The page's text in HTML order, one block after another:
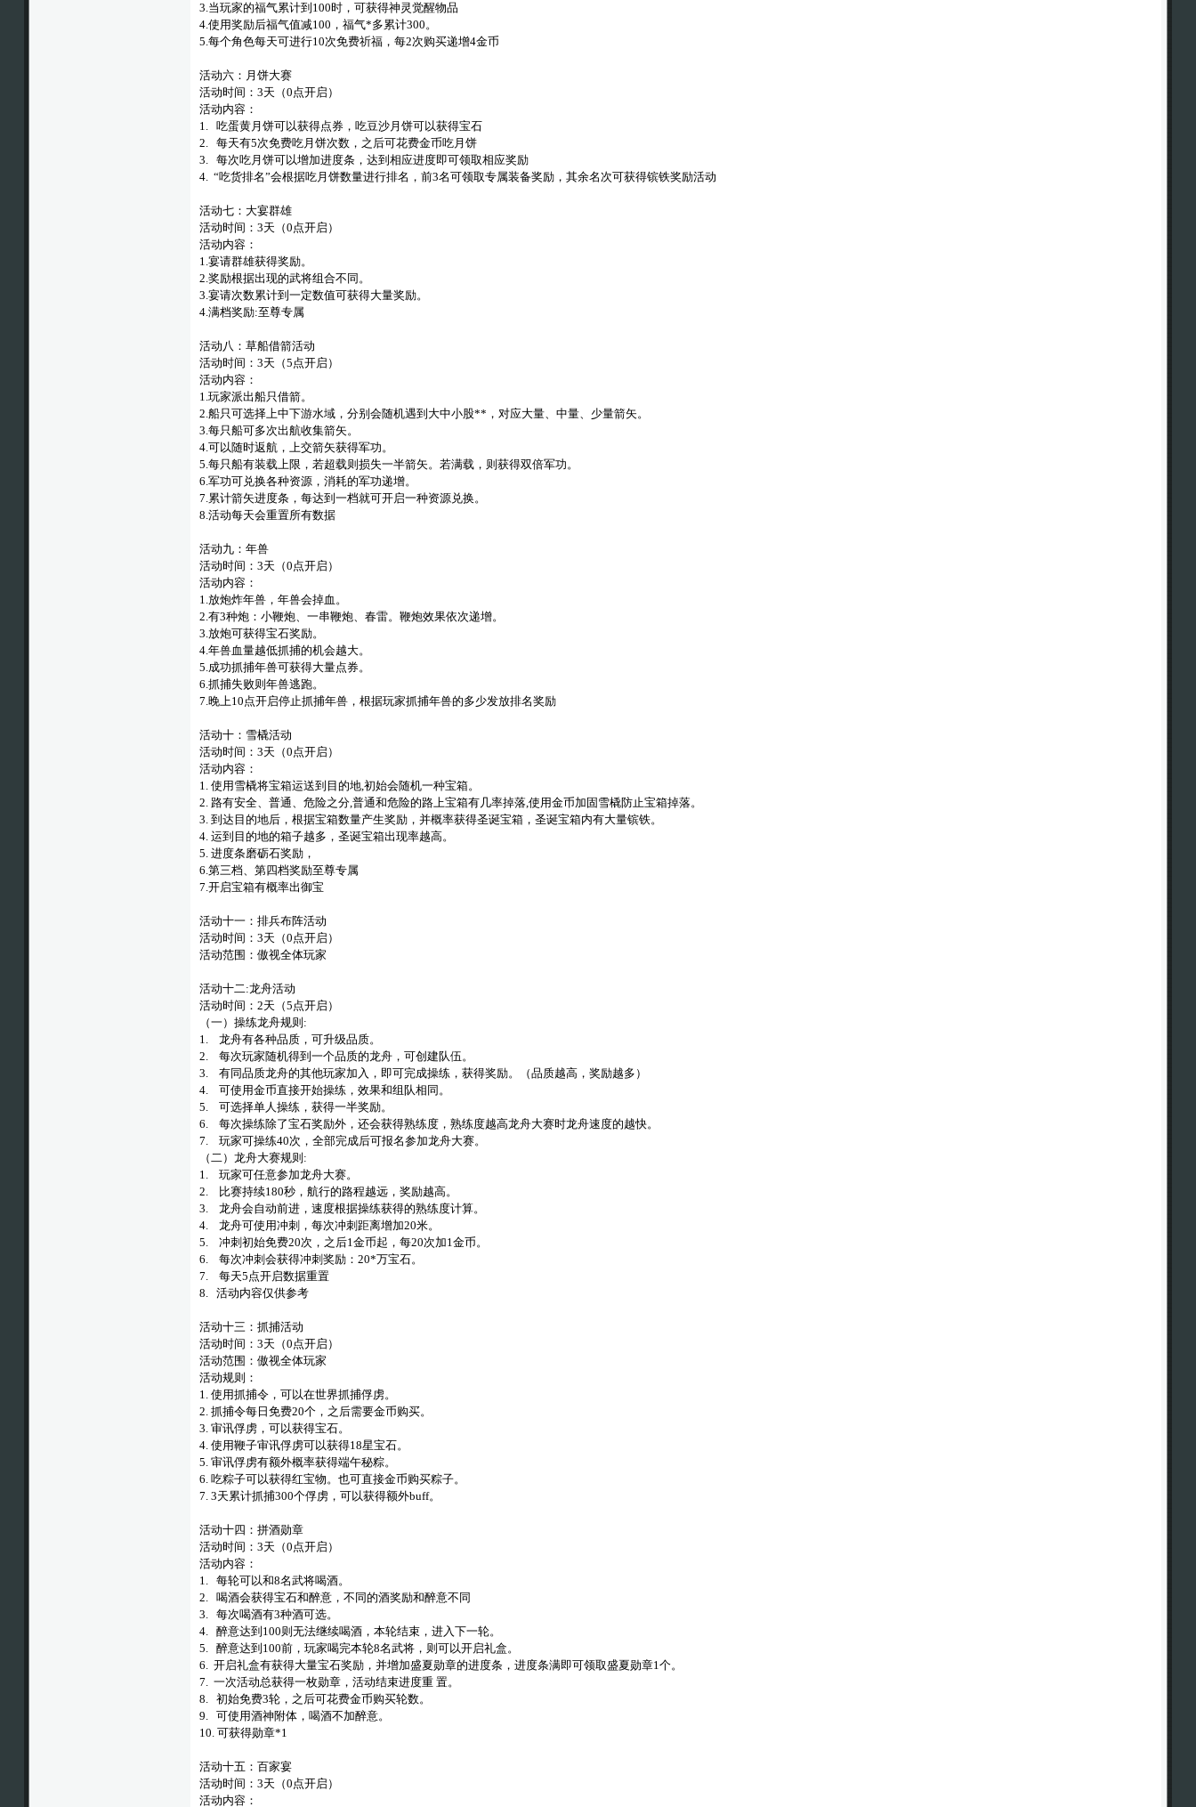
3.当玩家的福气累计到100时，可获得神灵觉醒物品
4.使用奖励后福气值减100，福气*多累计300。
5.每个角色每天可进行10次免费祈福，每2次购买递增4金币
活动六：月饼大赛
活动时间：3天（0点开启）
活动内容：
1. 吃蛋黄月饼可以获得点券，吃豆沙月饼可以获得宝石
2. 每天有5次免费吃月饼次数，之后可花费金币吃月饼
3. 每次吃月饼可以增加进度条，达到相应进度即可领取相应奖励
4. “吃货排名”会根据吃月饼数量进行排名，前3名可领取专属装备奖励，其余名次可获得镔铁奖励活动
活动七：大宴群雄
活动时间：3天（0点开启）
活动内容：
1.宴请群雄获得奖励。
2.奖励根据出现的武将组合不同。
3.宴请次数累计到一定数值可获得大量奖励。
4.满档奖励:至尊专属
活动八：草船借箭活动
活动时间：3天（5点开启）
活动内容：
1.玩家派出船只借箭。
2.船只可选择上中下游水域，分别会随机遇到大中小股**，对应大量、中量、少量箭矢。
3.每只船可多次出航收集箭矢。
4.可以随时返航，上交箭矢获得军功。
5.每只船有装载上限，若超载则损失一半箭矢。若满载，则获得双倍军功。
6.军功可兑换各种资源，消耗的军功递增。
7.累计箭矢进度条，每达到一档就可开启一种资源兑换。
8.活动每天会重置所有数据
活动九：年兽
活动时间：3天（0点开启）
活动内容：
1.放炮炸年兽，年兽会掉血。
2.有3种炮：小鞭炮、一串鞭炮、春雷。鞭炮效果依次递增。
3.放炮可获得宝石奖励。
4.年兽血量越低抓捕的机会越大。
5.成功抓捕年兽可获得大量点券。
6.抓捕失败则年兽逃跑。
7.晚上10点开启停止抓捕年兽，根据玩家抓捕年兽的多少发放排名奖励
活动十：雪橇活动
活动时间：3天（0点开启）
活动内容：
1. 使用雪橇将宝箱运送到目的地,初始会随机一种宝箱。
2. 路有安全、普通、危险之分,普通和危险的路上宝箱有几率掉落,使用金币加固雪橇防止宝箱掉落。
3. 到达目的地后，根据宝箱数量产生奖励，并概率获得圣诞宝箱，圣诞宝箱内有大量镔铁。
4. 运到目的地的箱子越多，圣诞宝箱出现率越高。
5. 进度条磨砺石奖励，
6.第三档、第四档奖励至尊专属
7.开启宝箱有概率出御宝
活动十一：排兵布阵活动
活动时间：3天（0点开启）
活动范围：傲视全体玩家
活动十二:龙舟活动
活动时间：2天（5点开启）
（一）操练龙舟规则:
1. 龙舟有各种品质，可升级品质。
2. 每次玩家随机得到一个品质的龙舟，可创建队伍。
3. 有同品质龙舟的其他玩家加入，即可完成操练，获得奖励。（品质越高，奖励越多）
4. 可使用金币直接开始操练，效果和组队相同。
5. 可选择单人操练，获得一半奖励。
6. 每次操练除了宝石奖励外，还会获得熟练度，熟练度越高龙舟大赛时龙舟速度的越快。
7. 玩家可操练40次，全部完成后可报名参加龙舟大赛。
（二）龙舟大赛规则:
1. 玩家可任意参加龙舟大赛。
2. 比赛持续180秒，航行的路程越远，奖励越高。
3. 龙舟会自动前进，速度根据操练获得的熟练度计算。
4. 龙舟可使用冲刺，每次冲刺距离增加20米。
5. 冲刺初始免费20次，之后1金币起，每20次加1金币。
6. 每次冲刺会获得冲刺奖励：20*万宝石。
7. 每天5点开启数据重置
8. 活动内容仅供参考
活动十三：抓捕活动
活动时间：3天（0点开启）
活动范围：傲视全体玩家
活动规则：
1. 使用抓捕令，可以在世界抓捕俘虏。
2. 抓捕令每日免费20个，之后需要金币购买。
3. 审讯俘虏，可以获得宝石。
4. 使用鞭子审讯俘虏可以获得18星宝石。
5. 审讯俘虏有额外概率获得端午秘粽。
6. 吃粽子可以获得红宝物。也可直接金币购买粽子。
7. 3天累计抓捕300个俘虏，可以获得额外buff。
活动十四：拼酒勋章
活动时间：3天（0点开启）
活动内容：
1. 每轮可以和8名武将喝酒。
2. 喝酒会获得宝石和醉意，不同的酒奖励和醉意不同
3. 每次喝酒有3种酒可选。
4. 醉意达到100则无法继续喝酒，本轮结束，进入下一轮。
5. 醉意达到100前，玩家喝完本轮8名武将，则可以开启礼盒。
6. 开启礼盒有获得大量宝石奖励，并增加盛夏勋章的进度条，进度条满即可领取盛夏勋章1个。
7. 一次活动总获得一枚勋章，活动结束进度重 置。
8. 初始免费3轮，之后可花费金币购买轮数。
9. 可使用酒神附体，喝酒不加醉意。
10. 可获得勋章*1
活动十五：百家宴
活动时间：3天（0点开启）
活动内容：